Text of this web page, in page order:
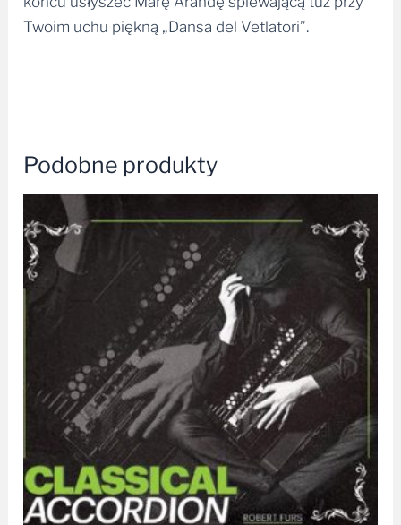
Twoim uchu piękną „Dansa del Vetlatori”.
Podobne produkty